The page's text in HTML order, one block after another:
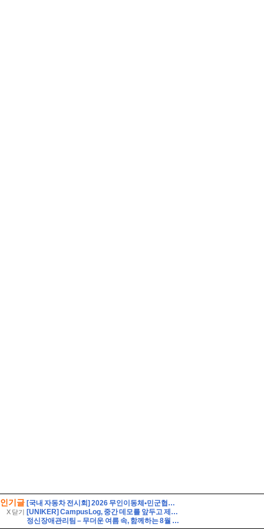
인기글
X 닫기
[국내 자동차 전시회] 2026 무인이동체•민군협력 엑스포 사전 등록(~8/14)
[UNIKER] CampusLog, 중간 데모를 앞두고 제품을 다듬고 실제 크루들 앞에서 시연하다
정신장애관리팀 – 무더운 여름 속, 함께하는 8월 이야기